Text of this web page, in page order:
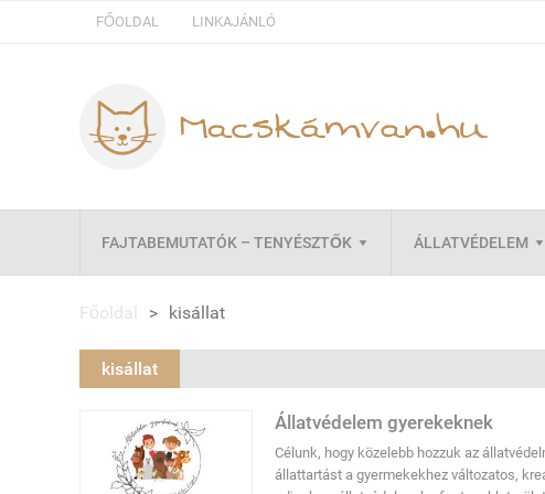
FŐOLDAL LINKAJÁNLÓ
FAJTABEMUTATÓK – TENYÉSZTŐK ÁLLATVÉDELEM
Főoldal > kisállat
kisállat
Állatvédelem gyerekeknek
Célunk, hogy közelebb hozzuk az
állattartást a gyermekekhez változatos,